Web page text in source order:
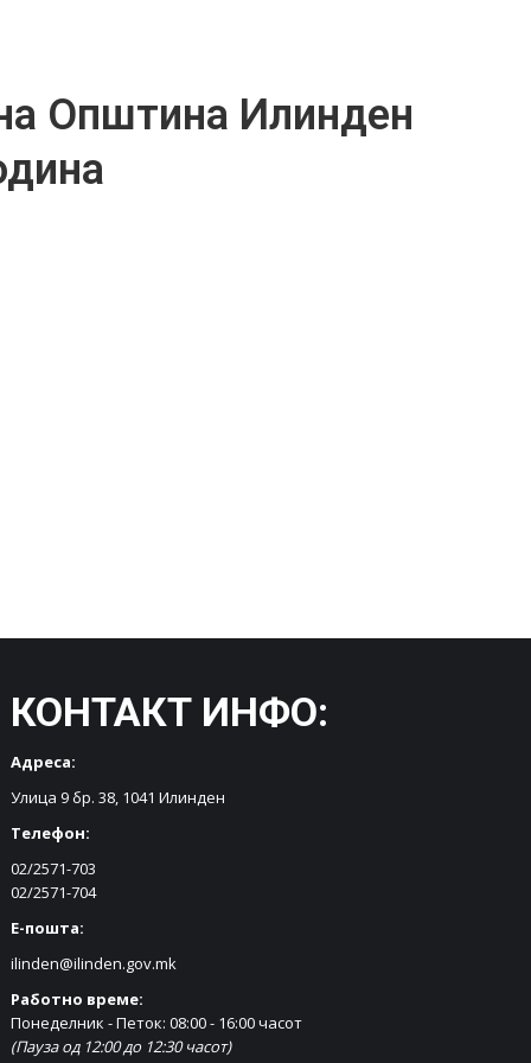
Општина Илинден
КОНТАКТ ИНФО:
Адреса:
Улица 9 бр. 38, 1041 Илинден
Телефон:
02/2571-703
02/2571-704
Е-пошта:
ilinden@ilinden.gov.mk
Работно време:
Понеделник - Петок: 08:00 - 16:00 часот
(Пауза од 12:00 до 12:30 часот)